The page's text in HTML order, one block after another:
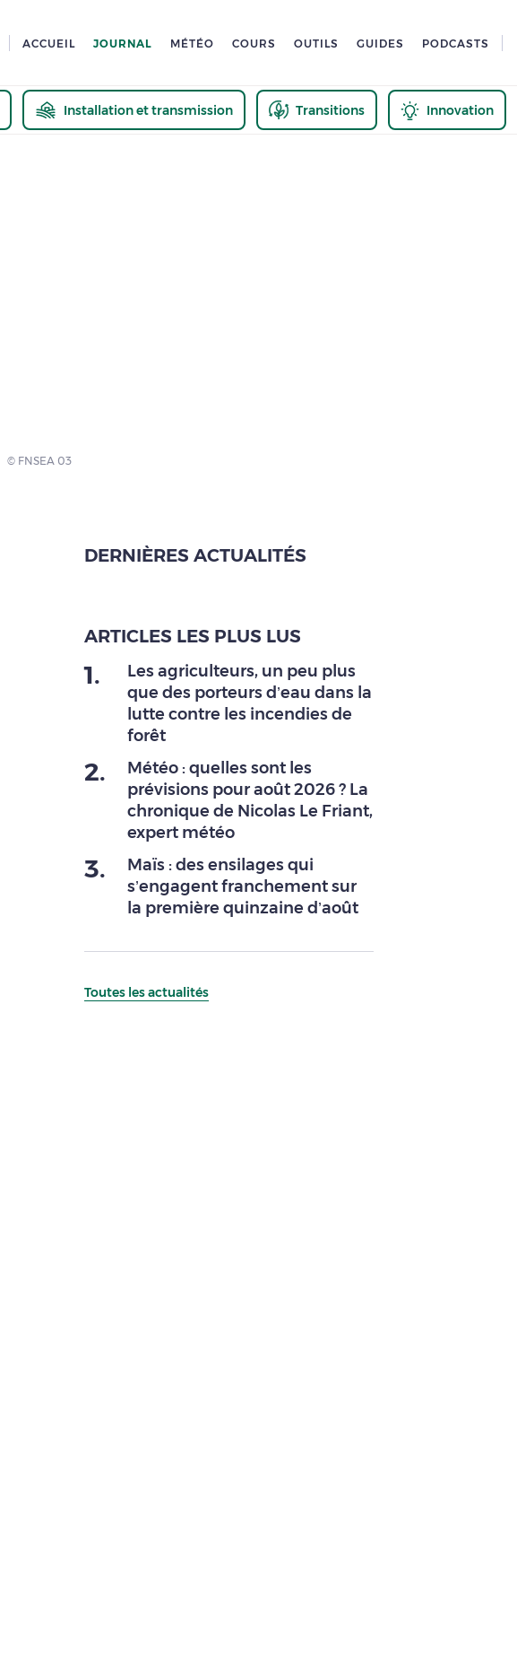
ACCUEIL JOURNAL MÉTÉO COURS OUTILS GUIDES PODCASTS
Installation et transmission Transitions Innovation
© FNSEA 03
DERNIÈRES ACTUALITÉS
ARTICLES LES PLUS LUS
1.
Les agriculteurs, un peu plus
que des porteurs d’eau dans la
lutte contre les incendies de
forêt
2.
Météo : quelles sont les
prévisions pour août 2026 ? La
chronique de Nicolas Le Friant,
expert météo
3.
Maïs : des ensilages qui
s’engagent franchement sur
la première quinzaine d’août
Toutes les actualités